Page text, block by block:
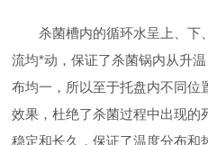
杀菌槽内的循环水呈上、下
流均*动，保证了杀菌锅内从升
布均一，所以至于托盘内不同位
效果，杜绝了杀菌过程中出现的
稳定和长久，保证了温度分布和